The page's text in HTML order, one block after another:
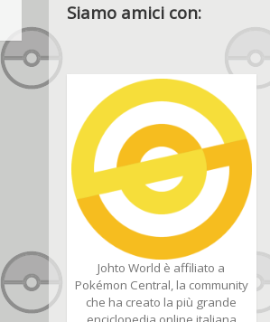
Siamo amici con:
Johto World è affiliato a
Pokémon Central, la community
che ha creato la più grande